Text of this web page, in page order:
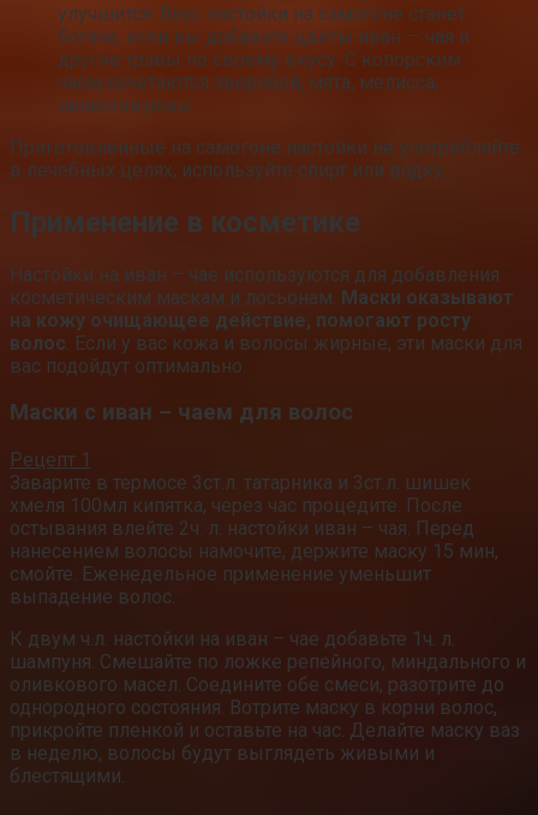
улучшится. Вкус настойки на самогоне станет
богаче, если вы добавите цветы иван — чая и
другие травы по своему вкусу. С копорским
чаем сочетаются зверобой, мята, мелисса,
лепестки розы.
Приготовленные на самогоне настойки не употребляйте
в лечебных целях, используйте спирт или водку.
Применение в косметике
Настойки на иван – чае используются для добавления
косметическим маскам и лосьонам. Маски оказывают
на кожу очищающее действие, помогают росту
волос . Если у вас кожа и волосы жирные, эти маски для
вас подойдут оптимально.
Маски с иван – чаем для волос
Рецепт 1
Заварите в термосе 3ст.л. татарника и 3ст.л. шишек
хмеля 100мл кипятка, через час процедите. После
остывания влейте 2ч. л. настойки иван – чая. Перед
нанесением волосы намочите, держите маску 15 мин,
смойте. Еженедельное применение уменьшит
выпадение волос.
К двум ч.л. настойки на иван – чае добавьте 1ч. л.
шампуня. Смешайте по ложке репейного, миндального и
оливкового масел. Соедините обе смеси, разотрите до
однородного состояния. Вотрите маску в корни волос,
прикройте пленкой и оставьте на час. Делайте маску ваз
в неделю, волосы будут выглядеть живыми и
блестящими.